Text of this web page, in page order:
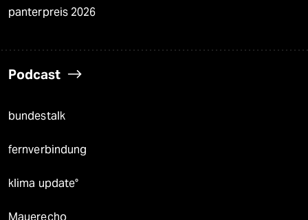
panterpreis 2026
Podcast
bundestalk
fernverbindung
klima update°
Mauerecho